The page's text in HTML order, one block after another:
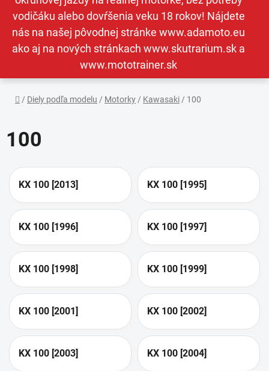
vodičáku alebo dovŕšenia veku 18 rokov! Nájdete
nás na našej pôvodnej stránke www.adamoto.eu
ako aj na nových stránkach www.skutrarium.sk a
www.mototrainer.sk
Domov
/ Diely podľa modelu / Motorky / Kawasaki / 100
100
KX 100 [2013] KX 100 [1995]
KX 100 [1996] KX 100 [1997]
KX 100 [1998] KX 100 [1999]
KX 100 [2001] KX 100 [2002]
KX 100 [2003] KX 100 [2004]